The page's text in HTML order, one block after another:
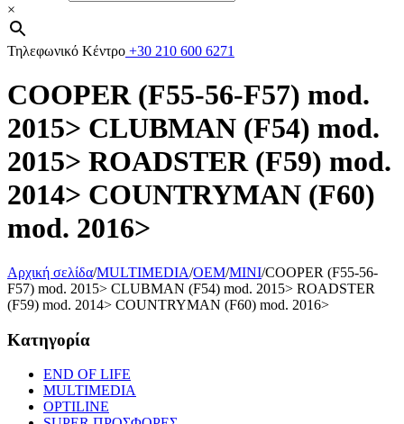
×
Τηλεφωνικό Κέντρο +30 210 600 6271
COOPER (F55-56-F57) mod.
2015> CLUBMAN (F54) mod.
2015> ROADSTER (F59) mod.
2014> COUNTRYMAN (F60)
mod. 2016>
Αρχική σελίδα/MULTIMEDIA/OEM/MINI/COOPER (F55-56-
F57) mod. 2015> CLUBMAN (F54) mod. 2015> ROADSTER
(F59) mod. 2014> COUNTRYMAN (F60) mod. 2016>
Κατηγορία
END OF LIFE
MULTIMEDIA
OPTILINE